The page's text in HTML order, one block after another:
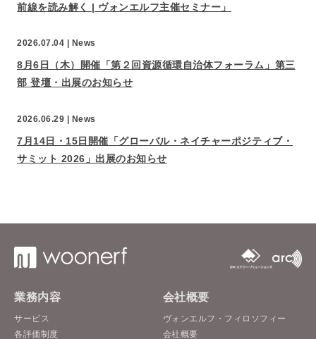
前線を読み解く | ヴォンエルフ主催セミナー」
2026.07.04 | News
8月6日（木）開催「第２回資源循環自治体フォーラム」第三
部 登壇・出展のお知らせ
2026.06.29 | News
7月14日・15日開催「グローバル・ネイチャーポジティブ・
サミット 2026」出展のお知らせ
業務内容
サービス
各評価制度
会社概要
ヴォンエルフ・フィロソフィー
会社概要